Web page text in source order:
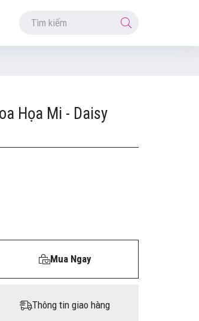
Họa Mi - Daisy
Mua Ngay
Thông tin giao hàng